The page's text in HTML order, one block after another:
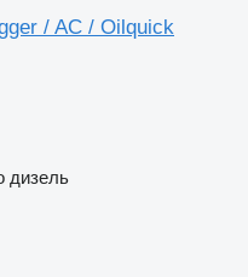
/ AC / Oilquick
дизель